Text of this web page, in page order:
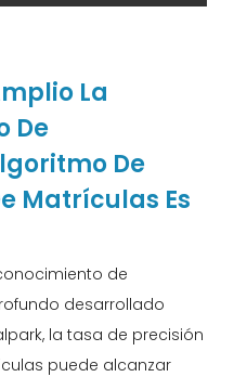
La
De
De
Matrículas Es
de
desarrollado
la tasa de precisión
puede alcanzar